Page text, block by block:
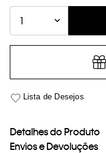
1
Detalhes do Produto
Envios e Devoluções